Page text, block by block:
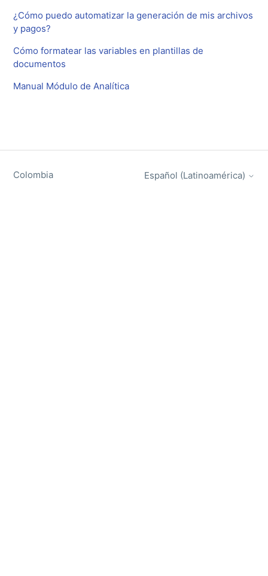
¿Cómo puedo automatizar la generación de mis archivos
y pagos?
Cómo formatear las variables en plantillas de
documentos
Manual Módulo de Analítica
Colombia Español (Latinoamérica)